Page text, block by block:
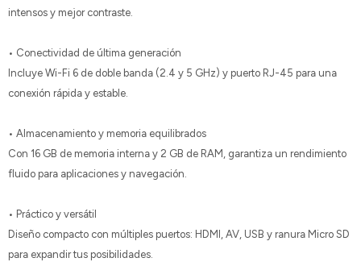
intensos y mejor contraste.
• Conectividad de última generación
Incluye Wi-Fi 6 de doble banda (2.4 y 5 GHz) y puerto RJ-45 para una
conexión rápida y estable.
• Almacenamiento y memoria equilibrados
Con 16 GB de memoria interna y 2 GB de RAM, garantiza un rendimiento
fluido para aplicaciones y navegación.
• Práctico y versátil
Diseño compacto con múltiples puertos: HDMI, AV, USB y ranura Micro SD
para expandir tus posibilidades.